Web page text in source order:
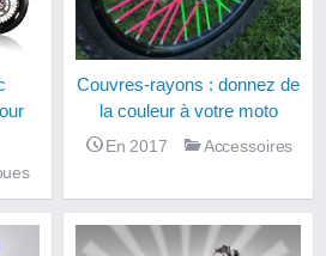
Couvres-rayons : donnez de
la couleur à votre moto
En 2017 Accessoires